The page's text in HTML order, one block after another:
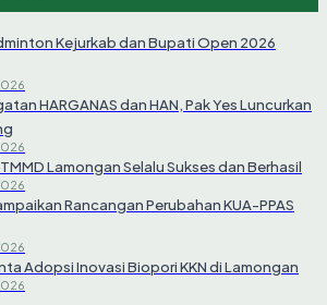
Kejurkab dan Bupati Open 2026
HARGANAS dan HAN, Pak Yes Luncurkan
Lamongan Selalu Sukses dan Berhasil
Rancangan Perubahan KUA-PPAS
Adopsi Inovasi Biopori KKN di Lamongan